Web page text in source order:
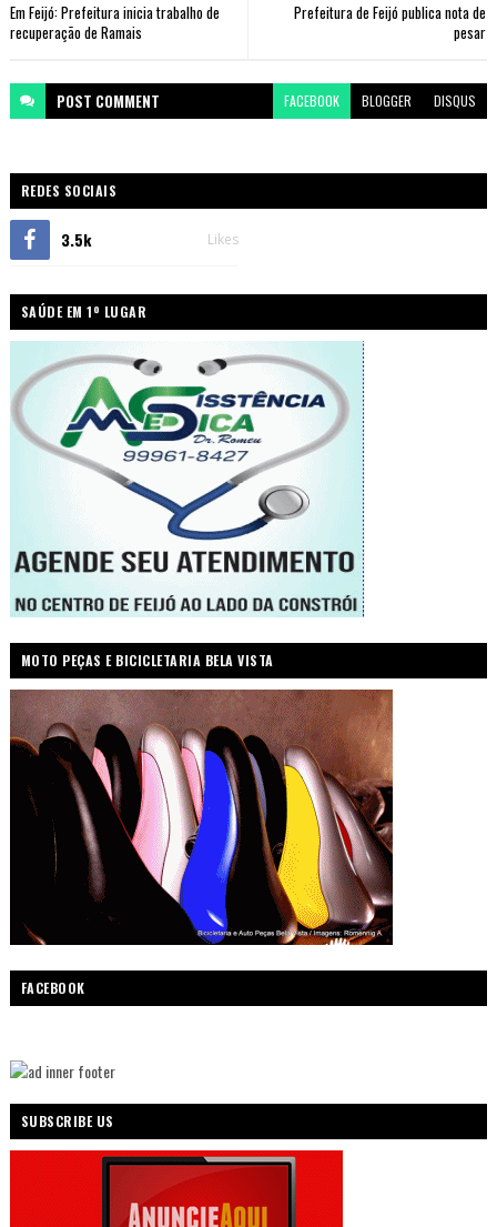
Prefeitura de Feijó publica nota de
pesar
Em Feijó: Prefeitura inicia trabalho de
recuperação de Ramais
POST COMMENT FACEBOOK BLOGGER DISQUS
REDES SOCIAIS
3.5k Likes
SAÚDE EM 1º LUGAR
MOTO PEÇAS E BICICLETARIA BELA VISTA
FACEBOOK
SUBSCRIBE US